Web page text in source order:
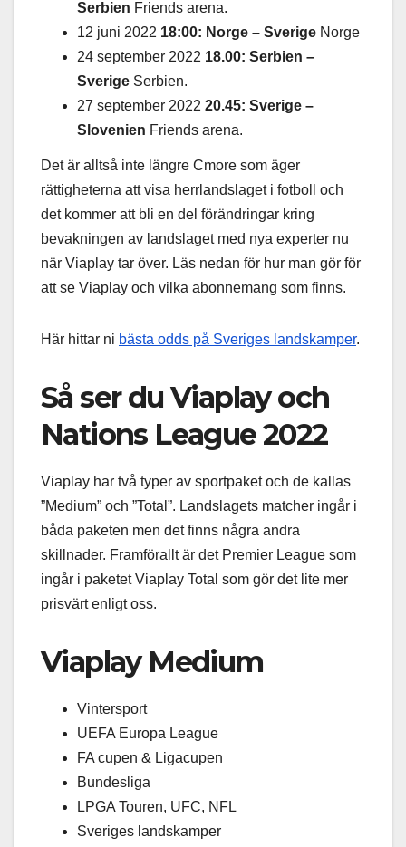
Serbien Friends arena.
12 juni 2022 18:00: Norge – Sverige Norge
24 september 2022 18.00: Serbien –
Sverige Serbien.
27 september 2022 20.45: Sverige –
Slovenien Friends arena.
Det är alltså inte längre Cmore som äger
rättigheterna att visa herrlandslaget i fotboll och
det kommer att bli en del förändringar kring
bevakningen av landslaget med nya experter nu
när Viaplay tar över. Läs nedan för hur man gör för
att se Viaplay och vilka abonnemang som finns.
Här hittar ni bästa odds på Sveriges landskamper.
Så ser du Viaplay och
Nations League 2022
Viaplay har två typer av sportpaket och de kallas
”Medium” och ”Total”. Landslagets matcher ingår i
båda paketen men det finns några andra
skillnader. Framförallt är det Premier League som
ingår i paketet Viaplay Total som gör det lite mer
prisvärt enligt oss.
Viaplay Medium
Vintersport
UEFA Europa League
FA cupen & Ligacupen
Bundesliga
LPGA Touren, UFC, NFL
Sveriges landskamper